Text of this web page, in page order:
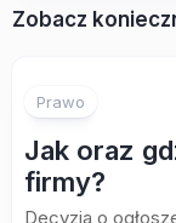
Zobacz
Prawo
Jak oraz
firmy?
Decyzja o